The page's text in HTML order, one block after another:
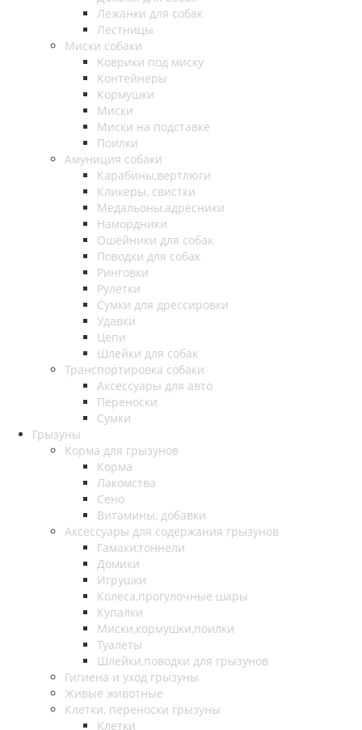
Лежанки для собак
Лестницы
Миски собаки
Коврики под миску
Контейнеры
Кормушки
Миски
Миски на подставке
Поилки
Амуниция собаки
Карабины,вертлюги
Кликеры, свистки
Медальоны,адресники
Намордники
Ошейники для собак
Поводки для собак
Ринговки
Рулетки
Сумки для дрессировки
Удавки
Цепи
Шлейки для собак
Транспортировка собаки
Аксессуары для авто
Переноски
Сумки
Грызуны
Корма для грызунов
Корма
Лакомства
Сено
Витамины, добавки
Аксессуары для содержания грызунов
Гамаки,тоннели
Домики
Игрушки
Колеса,прогулочные шары
Купалки
Миски,кормушки,поилки
Туалеты
Шлейки,поводки для грызунов
Гигиена и уход грызуны
Живые животные
Клетки, переноски грызуны
Клетки